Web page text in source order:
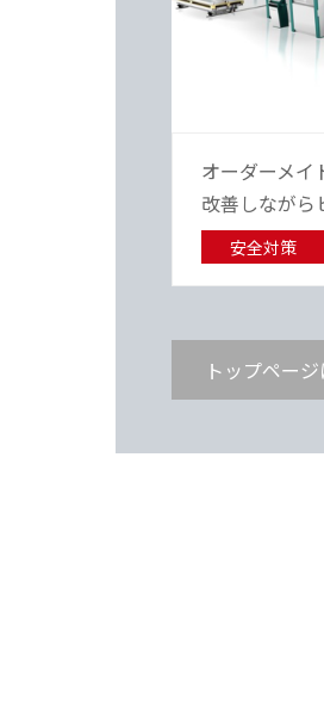
オーダーメイ
改善しながら
安全対策…
安全対策
トップペー